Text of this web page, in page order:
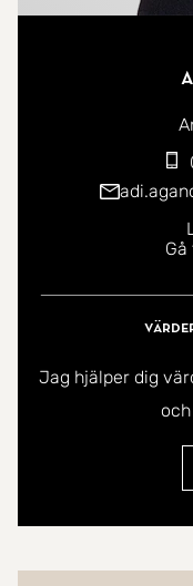
Jag hjälper dig